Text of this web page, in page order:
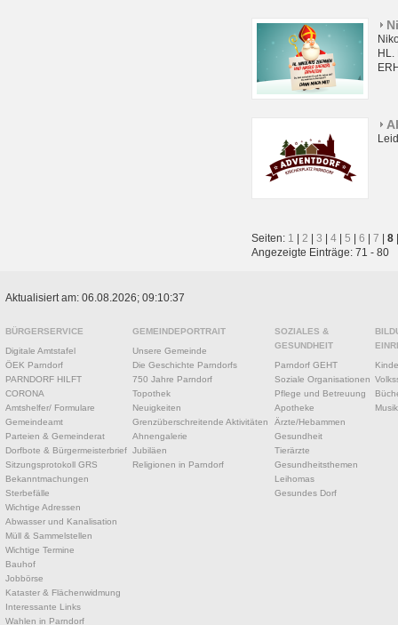
HL.
Seiten: 1 2 3 4 5 6 7 8
Angezeigte Einträge: 71 - 80
Aktualisiert am: 06.08.2026; 09:10:37
BÜRGERSERVICE
Digitale Amtstafel
ÖEK Parndorf
PARNDORF HILFT
CORONA
Amtshelfer/ Formulare
Gemeindeamt
Parteien & Gemeinderat
Dorfbote & Bürgermeisterbrief
Sitzungsprotokoll GRS
Bekanntmachungen
Sterbefälle
Wichtige Adressen
Abwasser und Kanalisation
Müll & Sammelstellen
Wichtige Termine
Bauhof
Jobbörse
Kataster & Flächenwidmung
Interessante Links
Wahlen in Parndorf
GEMEINDEPORTRAIT
Unsere Gemeinde
Die Geschichte Parndorfs
750 Jahre Parndorf
Topothek
Neuigkeiten
Grenzüberschreitende Aktivitäten
Ahnengalerie
Jubiläen
Religionen in Parndorf
SOZIALES &
GESUNDHEIT
Parndorf GEHT
Soziale Organisationen
Pflege und Betreuung
Apotheke
Ärzte/Hebammen
Gesundheit
Tierärzte
Gesundheitsthemen
Leihomas
Gesundes Dorf